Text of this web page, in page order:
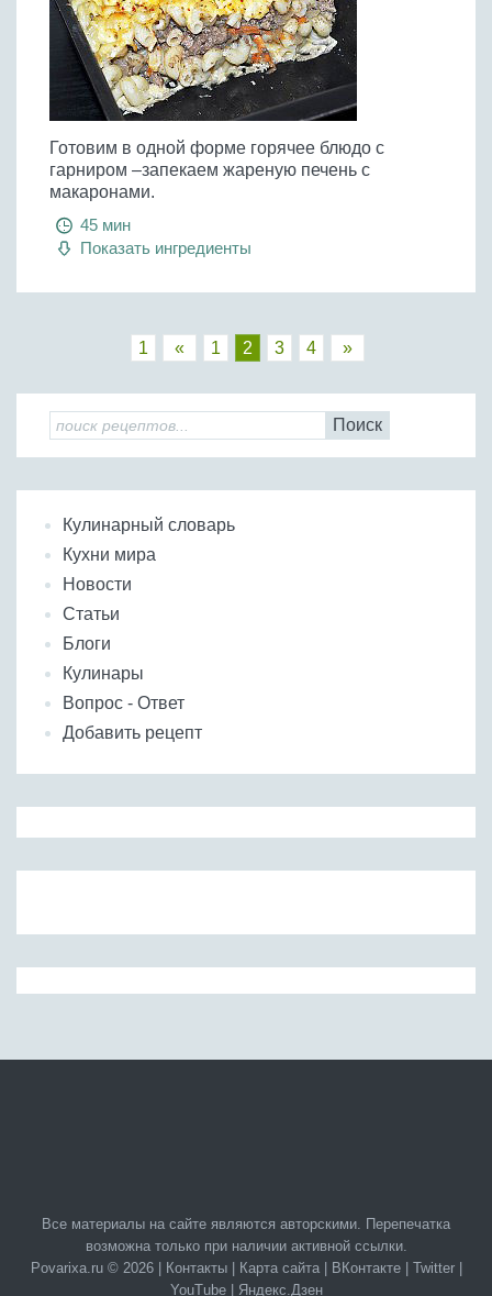
Готовим в одной форме горячее блюдо с
гарниром –запекаем жареную печень с
макаронами.
45 мин
Показать ингредиенты
1 « 1 2 3 4 »
Поиск
Кулинарный словарь
Кухни мира
Новости
Статьи
Блоги
Кулинары
Вопрос - Ответ
Добавить рецепт
Все материалы на сайте являются авторскими. Перепечатка
возможна только при наличии активной ссылки.
Povarixa.ru © 2026 |
Контакты| Карта сайта| ВКонтакте| Twitter|
YouTube| Яндекс.Дзен